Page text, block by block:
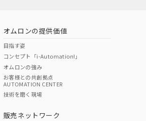
オムロンの提供価値
目指す姿
コンセプト「i-Automation!」
オムロンの強み
お客様との共創拠点
AUTOMATION CENTER
技術を磨く現場
販売ネットワーク